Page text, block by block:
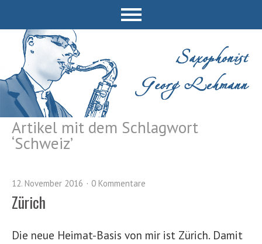
Artikel mit dem Schlagwort
‘Schweiz’
12. November 2016 0 Kommentare
Zürich
Die neue Heimat-Basis von mir ist Zürich. Damit